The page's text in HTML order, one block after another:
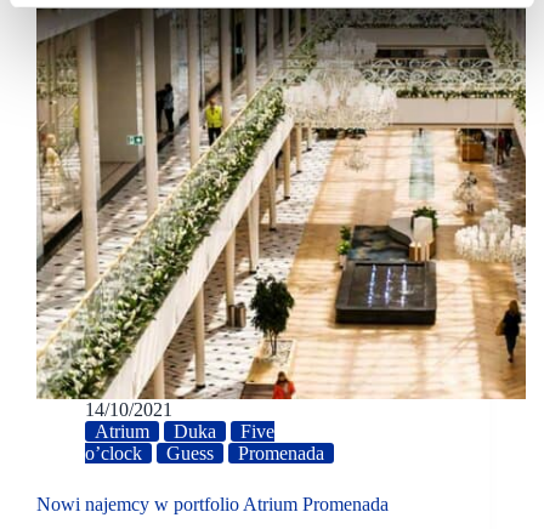
14/10/2021
Atrium
Duka
Five
o’clock
Guess Promenada
Nowi najemcy w portfolio Atrium Promenada